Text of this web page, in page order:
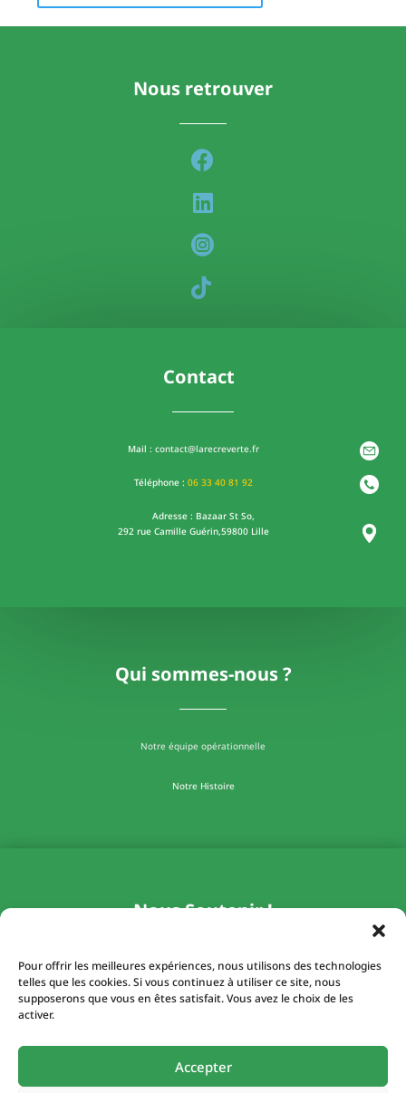
Pour offrir les meilleures expériences, nous utilisons des technologies
telles que les cookies. Si vous continuez à utiliser ce site, nous
supposerons que vous en êtes satisfait. Vous avez le choix de les
activer.
Accepter
Nous retrouver
Contact
Mail : contact@larecreverte.fr
Téléphone : 06 33 40 81 92
Adresse : Bazaar St So,
292 rue Camille Guérin,59800 Lille
Qui sommes-nous ?
Notre équipe opérationnelle
Notre Histoire
Nous Soutenir !
Soutenez-nous en devenant membre de
l’association. En payant une cotisation
annuelle, vous contribuez à la réalisation
et au développement de nos activités, et
écologique autour de vous.